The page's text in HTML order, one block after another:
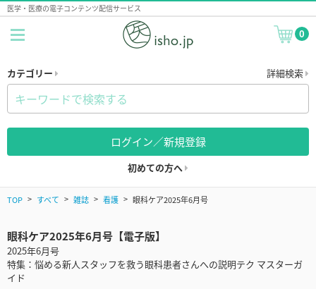
医学・医療の電子コンテンツ配信サービス
0
カテゴリー 詳細検索
ログイン／新規登録
初めての方へ
TOP すべて 雑誌 看護 眼科ケア2025年6月号
眼科ケア2025年6月号【電子版】
2025年6月号
特集：悩める新人スタッフを救う眼科患者さんへの説明テク マスターガ
イド